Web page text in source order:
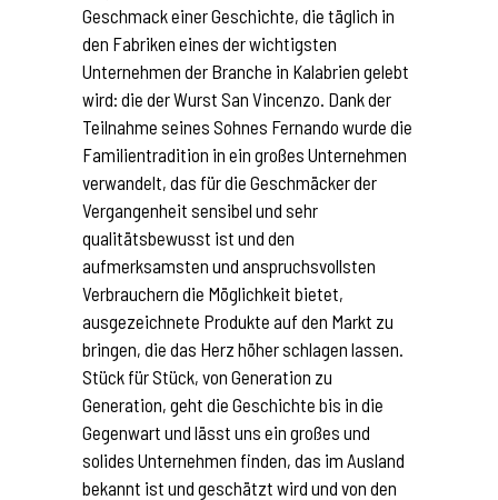
Geschmack einer Geschichte, die täglich in
den Fabriken eines der wichtigsten
Unternehmen der Branche in Kalabrien gelebt
wird: die der Wurst San Vincenzo. Dank der
Teilnahme seines Sohnes Fernando wurde die
Familientradition in ein großes Unternehmen
verwandelt, das für die Geschmäcker der
Vergangenheit sensibel und sehr
qualitätsbewusst ist und den
aufmerksamsten und anspruchsvollsten
Verbrauchern die Möglichkeit bietet,
ausgezeichnete Produkte auf den Markt zu
bringen, die das Herz höher schlagen lassen.
Stück für Stück, von Generation zu
Generation, geht die Geschichte bis in die
Gegenwart und lässt uns ein großes und
solides Unternehmen finden, das im Ausland
bekannt ist und geschätzt wird und von den